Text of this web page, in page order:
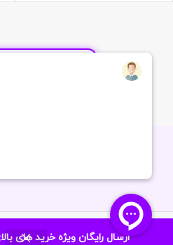
ارسال رایگان ویژه خرید های بالای 5 میلیون
مشاهده کد